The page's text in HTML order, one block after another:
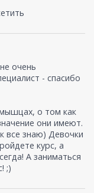
очень
- спасибо
о том как
они имеют.
все знаю) Девочки
курс, а
А заниматься
;)